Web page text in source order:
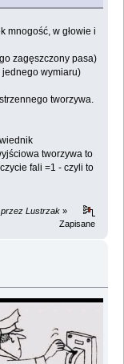
mnogość, w głowie i
zagęszczony pasa)
wymiaru)
tworzywa.
tworzywa to
fali =1 - czyli to
przez Lustrzak »
Zapisane